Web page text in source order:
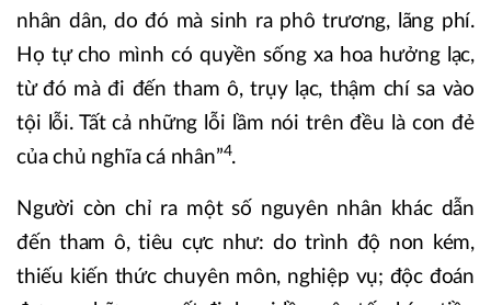
nhân dân, do đó mà sinh ra phô trương, lãng phí.
Họ tự cho mình có quyền sống xa hoa hưởng lạc,
từ đó mà đi đến tham ô, trụy lạc, thậm chí sa vào
tội lỗi. Tất cả những lỗi lầm nói trên đều là con đẻ
của chủ nghĩa cá nhân”4.
Người còn chỉ ra một số nguyên nhân khác dẫn
đến tham ô, tiêu cực như: do trình độ non kém,
thiếu kiến thức chuyên môn, nghiệp vụ; độc đoán